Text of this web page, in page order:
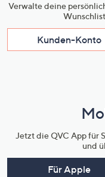
Verwalte deine
Kunden-Konto
Jetzt die QVC App für
und
Für Apple